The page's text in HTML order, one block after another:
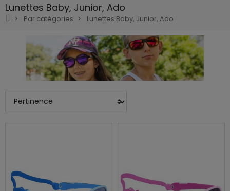
Lunettes Baby, Junior, Ado
Par catégories Lunettes Baby, Junior, Ado